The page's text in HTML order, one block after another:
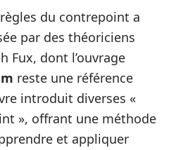
du contrepoint a
par des théoriciens
Fux, dont l’ouvrage
reste une référence
introduit diverses «
», offrant une méthode
et appliquer